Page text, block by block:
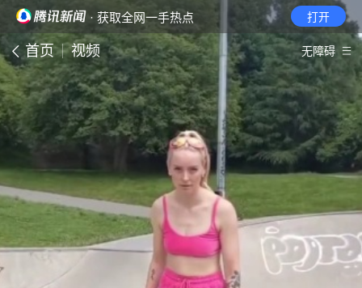
· 获取全网一手热点 打开
首页 视频 无障碍